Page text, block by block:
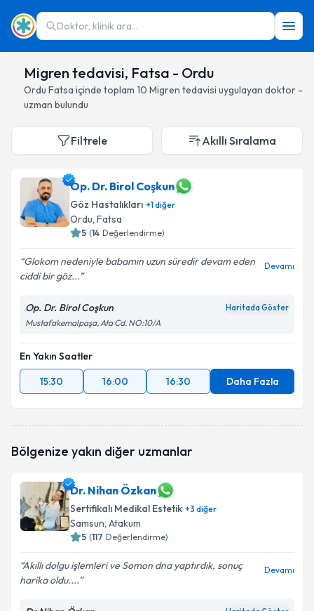
Doktor, klinik ara...
Migren tedavisi, Fatsa - Ordu
Ordu Fatsa içinde toplam 10 Migren tedavisi uygulayan doktor -
uzman bulundu
Filtrele Akıllı Sıralama
Op. Dr. Birol Coşkun
Göz Hastalıkları +1diğer
Ordu, Fatsa
5 (14 Değerlendirme)
Glokom nedeniyle babamın uzun süredir devam eden
ciddi bir göz...
Devamı
Op. Dr. Birol Coşkun Haritada Göster
Mustafakemalpaşa, Ata Cd. NO:10/A
En Yakın Saatler
15:30
16:00 16:30 Daha Fazla
Bölgenize yakın diğer uzmanlar
Dr. Nihan Özkan
Sertifikalı Medikal Estetik +3 diğer
Samsun, Atakum
5 (117 Değerlendirme)
Akıllı dolgu işlemleri ve Somon dna yaptırdık, sonuç
harika oldu....
Devamı